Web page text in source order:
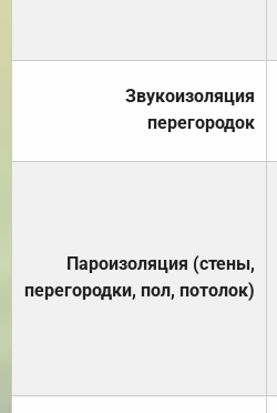
Звукоизоляция
перегородок
Пароизоляция (стены,
перегородки, пол, потолок)